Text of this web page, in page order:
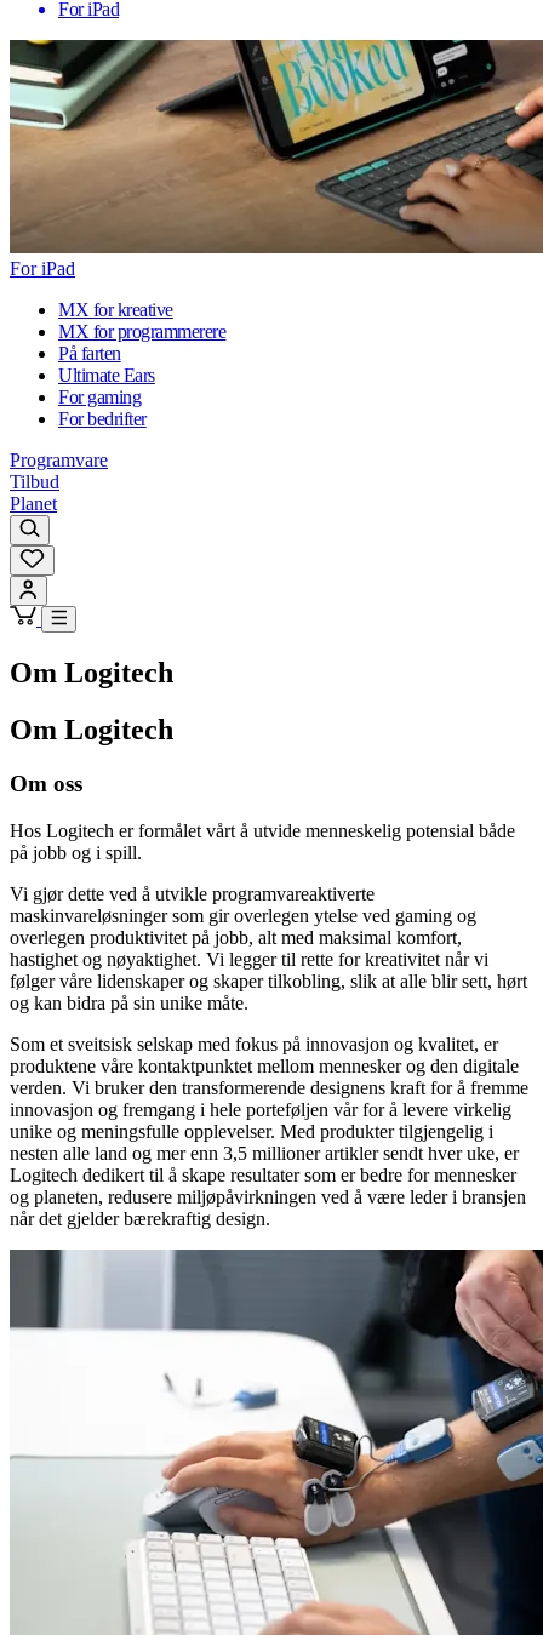
For iPad
For iPad
MX for kreative
MX for programmerere
På farten
Ultimate Ears
For gaming
For bedrifter
Programvare
Tilbud
Planet
Om Logitech
Om Logitech
Om oss
Hos Logitech er formålet vårt å utvide menneskelig potensial både
på jobb og i spill.
Vi gjør dette ved å utvikle programvareaktiverte
maskinvareløsninger som gir overlegen ytelse ved gaming og
overlegen produktivitet på jobb, alt med maksimal komfort,
hastighet og nøyaktighet. Vi legger til rette for kreativitet når vi
følger våre lidenskaper og skaper tilkobling, slik at alle blir sett, hørt
og kan bidra på sin unike måte.
Som et sveitsisk selskap med fokus på innovasjon og kvalitet, er
produktene våre kontaktpunktet mellom mennesker og den digitale
verden. Vi bruker den transformerende designens kraft for å fremme
innovasjon og fremgang i hele porteføljen vår for å levere virkelig
unike og meningsfulle opplevelser. Med produkter tilgjengelig i
nesten alle land og mer enn 3,5 millioner artikler sendt hver uke, er
Logitech dedikert til å skape resultater som er bedre for mennesker
og planeten, redusere miljøpåvirkningen ved å være leder i bransjen
når det gjelder bærekraftig design.